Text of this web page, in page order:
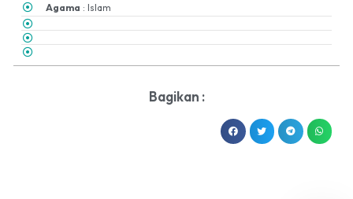
Agama : Islam
Bagikan :